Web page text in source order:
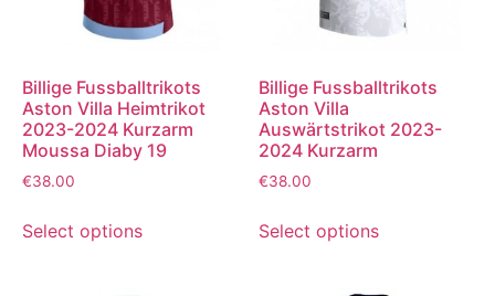
Billige Fussballtrikots
Aston Villa Heimtrikot
2023-2024 Kurzarm
Moussa Diaby 19
€38.00
Select options
Billige Fussballtrikots
Aston Villa
Auswärtstrikot 2023-
2024 Kurzarm
€38.00
Select options